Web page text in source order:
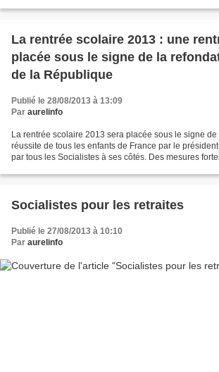
La rentrée scolaire 2013 : une
placée sous le signe de la
de la République
Publié le 28/08/2013 à 13:09
Par aurelinfo
La rentrée scolaire 2013 sera placée sous le signe
réussite de tous les enfants de France par le
par tous les Socialistes à ses côtés. Des mesures
Socialistes pour les retraites
Publié le 27/08/2013 à 10:10
Par aurelinfo